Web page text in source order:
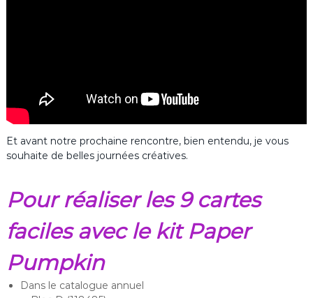
Et avant notre prochaine rencontre, bien entendu, je vous
souhaite de belles journées créatives.
Pour réaliser les 9 cartes
faciles avec le kit Paper
Pumpkin
Dans le catalogue annuel